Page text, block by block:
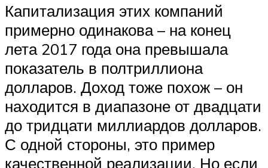
Капитализация этих компаний
примерно одинакова – на конец
лета 2017 года она превышала
показатель в полтриллиона
долларов. Доход тоже похож – он
находится в диапазоне от двадцати
до тридцати миллиардов долларов.
С одной стороны, это пример
качественной реализации. Но если